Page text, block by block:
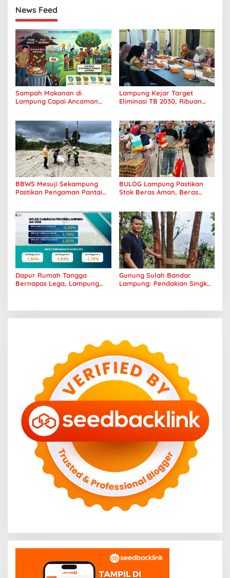
News Feed
Sampah Makanan di
Lampung Capai Ancaman
Pangan
Lampung Kejar Target
Eliminasi TB 2030, Ribuan
BBWS Mesuji Sekampung
Pastikan Pengaman Pantai
BULOG Lampung Pastikan
Stok Beras Aman, Beras
Dapur Rumah Tangga
Bernapas Lega, Lampung
Gunung Sulah Bandar
Lampung: Pendakian Singkat